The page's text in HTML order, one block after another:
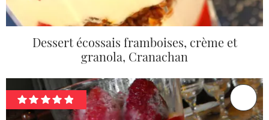
Dessert écossais framboises, crème et
granola, Cranachan